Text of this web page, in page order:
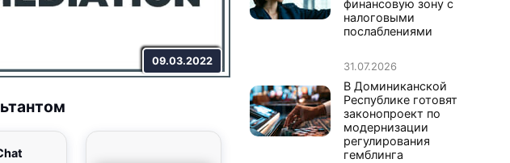
09.03.2022
финансовую зону с
налоговыми
послаблениями
31.07.2026
В Доминиканской
Республике готовят
законопроект по
модернизации
регулирования
гемблинга